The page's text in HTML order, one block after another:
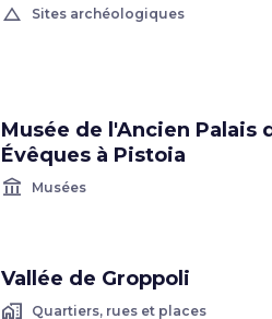
change_history Sites archéologiques
Musée de l'Ancien Palais
Évêques à Pistoia
account_balance Musées
Vallée de Groppoli
home_work Quartiers, rues et places